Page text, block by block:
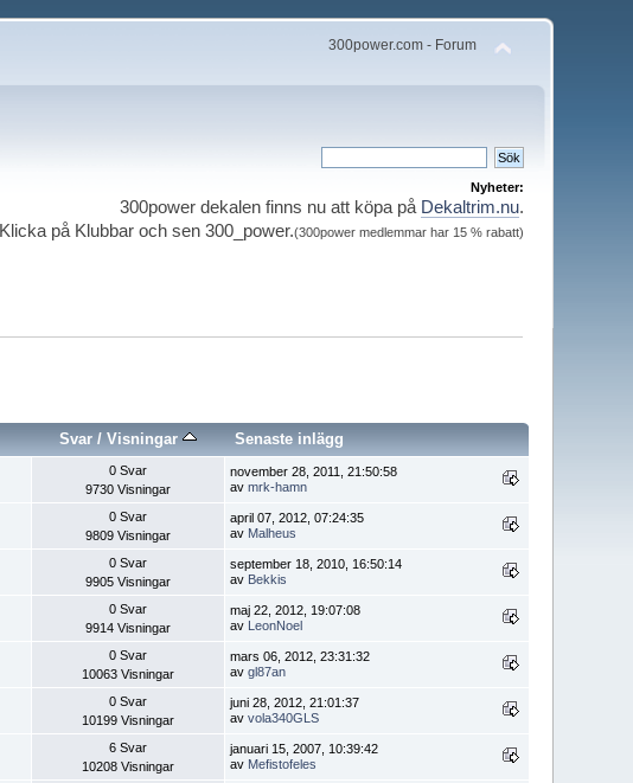
300power.com - Forum
Nyheter:
300power dekalen finns nu att köpa på Dekaltrim.nu.
Klicka på Klubbar och sen 300_power.(300power medlemmar har 15 % rabatt)
Svar/ Visningar Senaste inlägg
0 Svar
9730 Visningar
november 28, 2011, 21:50:58
avmrk-hamn
0 Svar
9809 Visningar
april 07, 2012, 07:24:35
av Malheus
0 Svar
9905 Visningar
september 18, 2010, 16:50:14
av Bekkis
0 Svar
9914 Visningar
maj 22, 2012, 19:07:08
av LeonNoel
0 Svar
10063 Visningar
mars 06, 2012, 23:31:32
avgl87an
0 Svar
10199 Visningar
juni 28, 2012, 21:01:37
avvola340GLS
6 Svar
10208 Visningar
januari 15, 2007, 10:39:42
av Mefistofeles